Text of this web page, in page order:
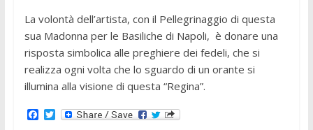
La volontà dell’artista, con il Pellegrinaggio di questa
sua Madonna per le Basiliche di Napoli, è donare una
risposta simbolica alle preghiere dei fedeli, che si
realizza ogni volta che lo sguardo di un orante si
illumina alla visione di questa “Regina”.
F T